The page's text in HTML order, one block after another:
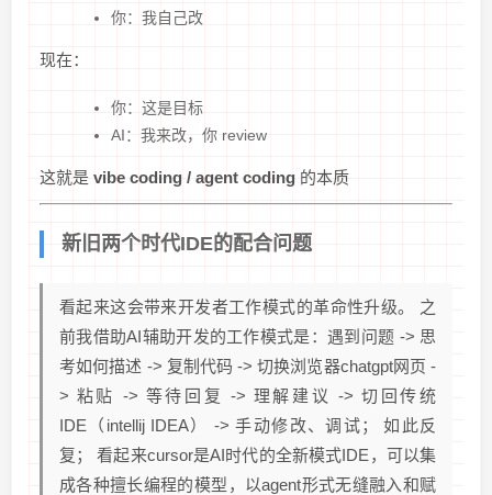
你：我自己改
现在：
你：这是目标
AI：我来改，你 review
这就是 vibe coding / agent coding 的本质
新旧两个时代IDE的配合问题
看起来这会带来开发者工作模式的革命性升级。 之
前我借助AI辅助开发的工作模式是：遇到问题 -> 思
考如何描述 -> 复制代码 -> 切换浏览器chatgpt网页 -
> 粘贴 -> 等待回复 -> 理解建议 -> 切回传统
IDE（intellij IDEA） -> 手动修改、调试； 如此反
复； 看起来cursor是AI时代的全新模式IDE，可以集
成各种擅长编程的模型，以agent形式无缝融入和赋